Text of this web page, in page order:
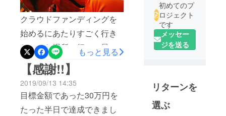
クラウドファンディングを
始めるにあたりすごく行き
たかった場所に行って最高
の雰囲気を感じてきまし
た！絶対にこの最高の応援
の中でプレーできるように
頑張ります！
もっと見る
【感謝!!】
2019/09/13 14:35
目標金額であった30万円を
たった半日で達成できまし
初めてのプ
ロジェクト
です
メッセー
ジを送る
リターンを
選ぶ